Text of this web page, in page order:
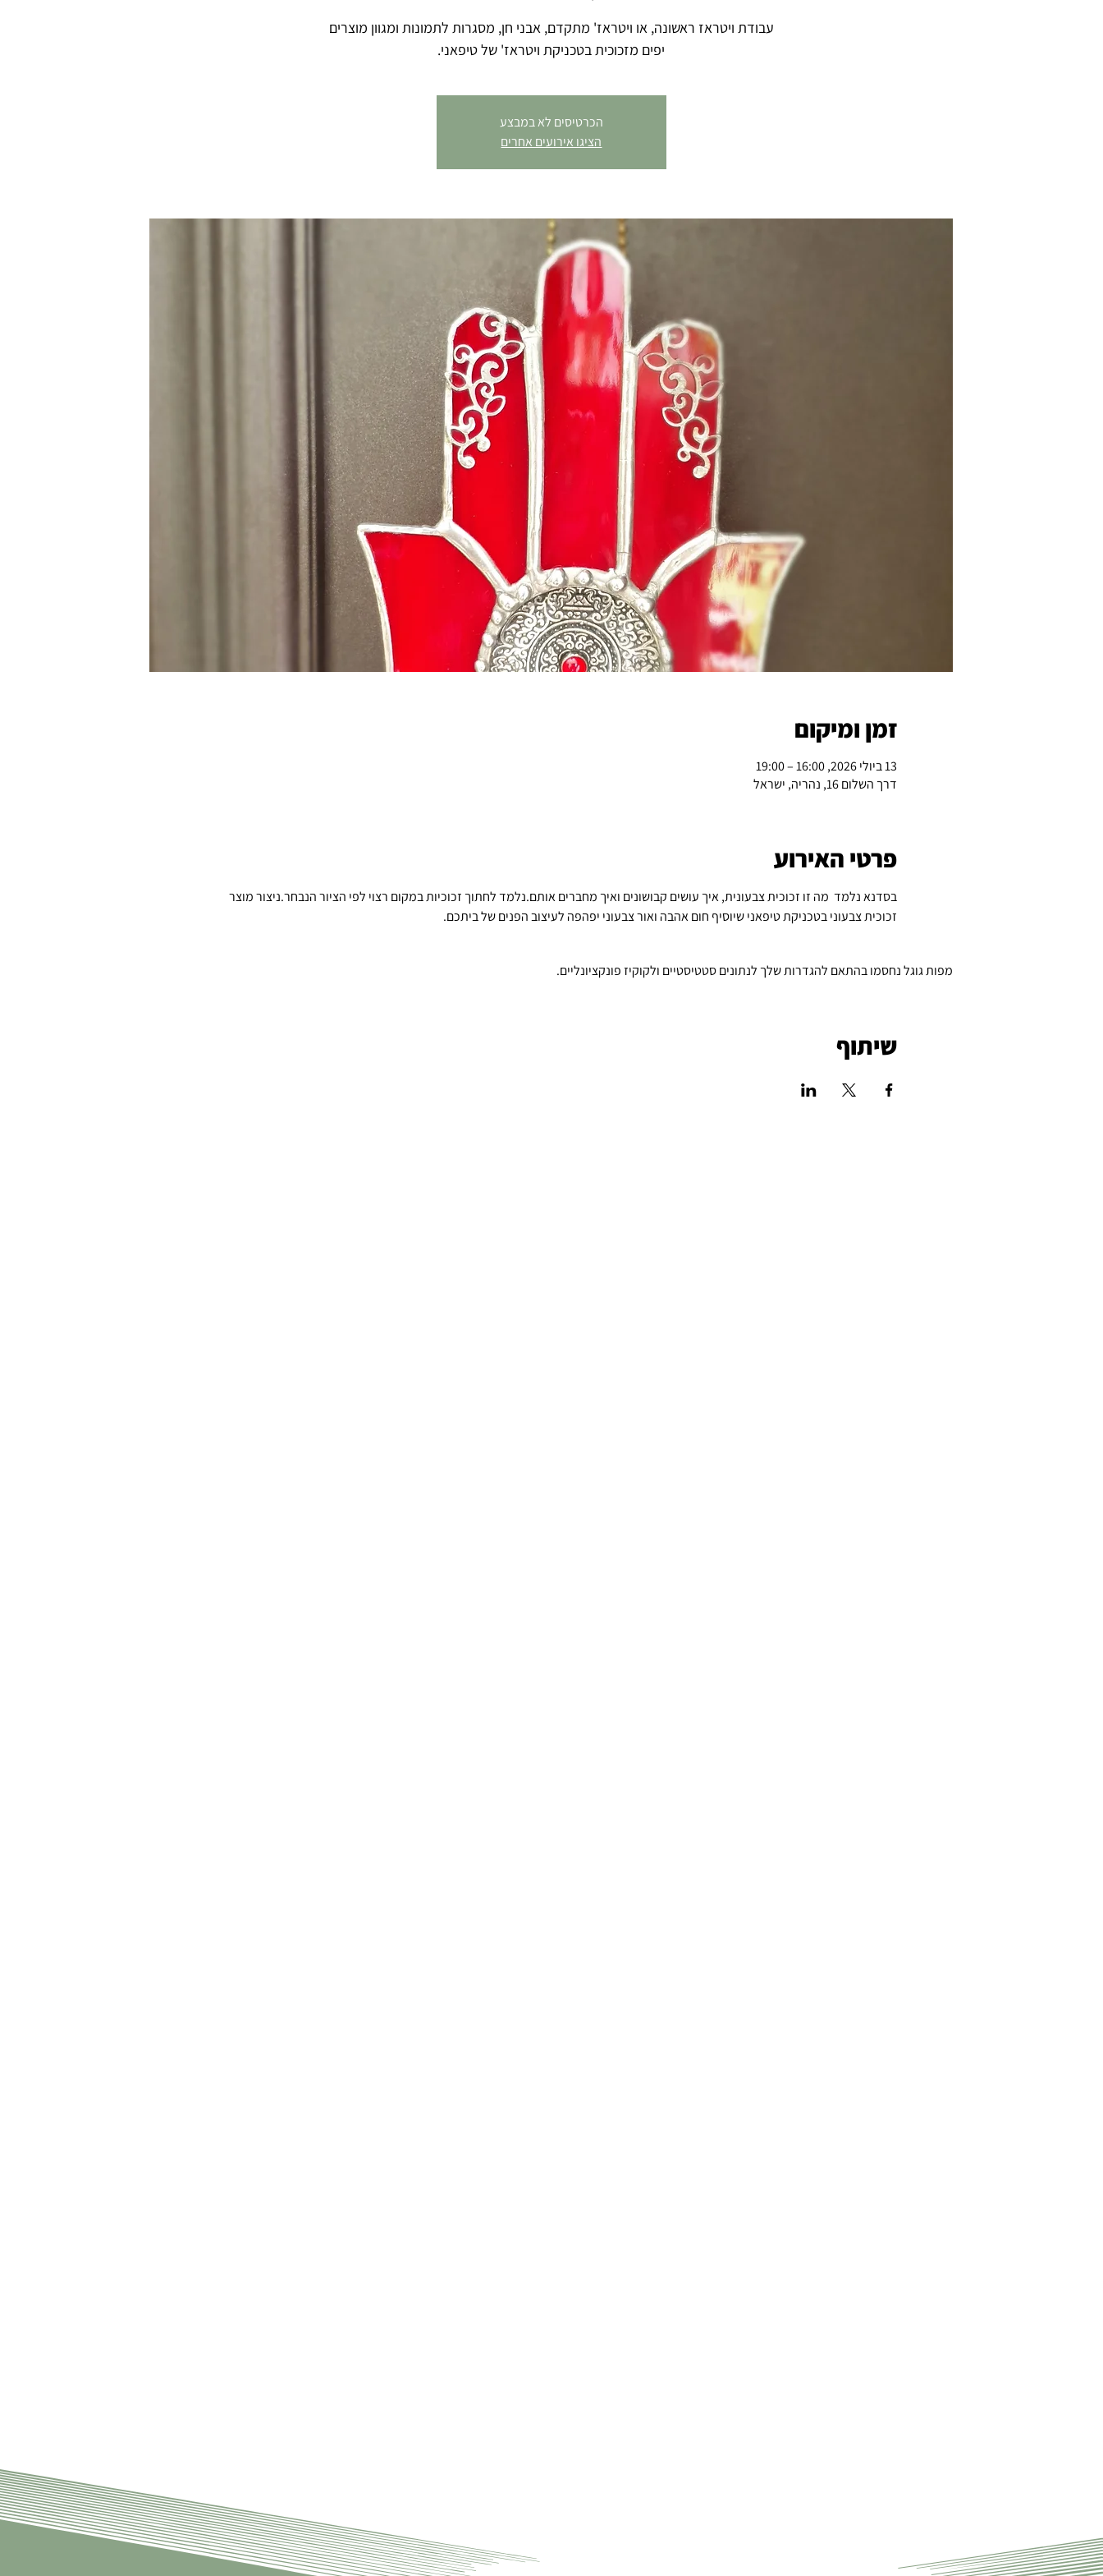
עבודת ויטראז ראשונה, או ויטראז' מתקדם, אבני חן, מסגרות לתמונות ומגוון מוצרים
יפים מזכוכית בטכניקת ויטראז' של טיפאני.
הכרטיסים לא במבצע
הציגו אירועים אחרים
זמן ומיקום
13 ביולי 2026, 16:00 – 19:00
דרך השלום 16, נהריה, ישראל
פרטי האירוע
בסדנא נלמד  מה זו זכוכית צבעונית, איך עושים קבושונים ואיך מחברים אותם.נלמד לחתוך זכוכיות במקום רצוי לפי הציור הנבחר.ניצור מוצר
זכוכית צבעוני בטכניקת טיפאני שיוסיף חום אהבה ואור צבעוני יפהפה לעיצוב הפנים של ביתכם.
מפות גוגל נחסמו בהתאם להגדרות שלך לנתונים סטטיסטיים ולקוקיז פונקציונליים.
שיתוף